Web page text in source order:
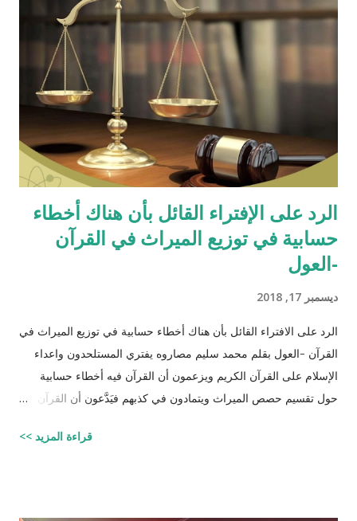
الرد على الإفتراء القائل بأن هناك أخطاء
حسابية في توزيع الميراث في القرآن
-العول
ديسمبر 17, 2018
الرد على الافتراء القائل بأن هناك أخطاء حسابية في توزيع الميراث في
القرآن -العول بقلم محمد سليم مصاروه يفتري المستلحدون واعداء
الإسلام على القرآن الكريم ويزعمون أن القرآن فيه أخطاء حسابية
حول تقسيم حصص الميراث ويتمادون في كذبهم فيَدَّعون أن القرآن من
الحصص وذلك لأنه في حالات مُعَيَّنة يكون مجموع حصص الورثة أكثر
قراءة المزيد >>